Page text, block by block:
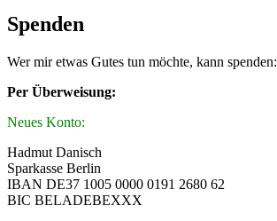
Spenden
Wer mir etwas Gutes tun möchte, kann spenden:
Per Überweisung:
Neues Konto:
Hadmut Danisch
Sparkasse Berlin
IBAN DE37 1005 0000 0191 2680 62
BIC BELADEBEXXX